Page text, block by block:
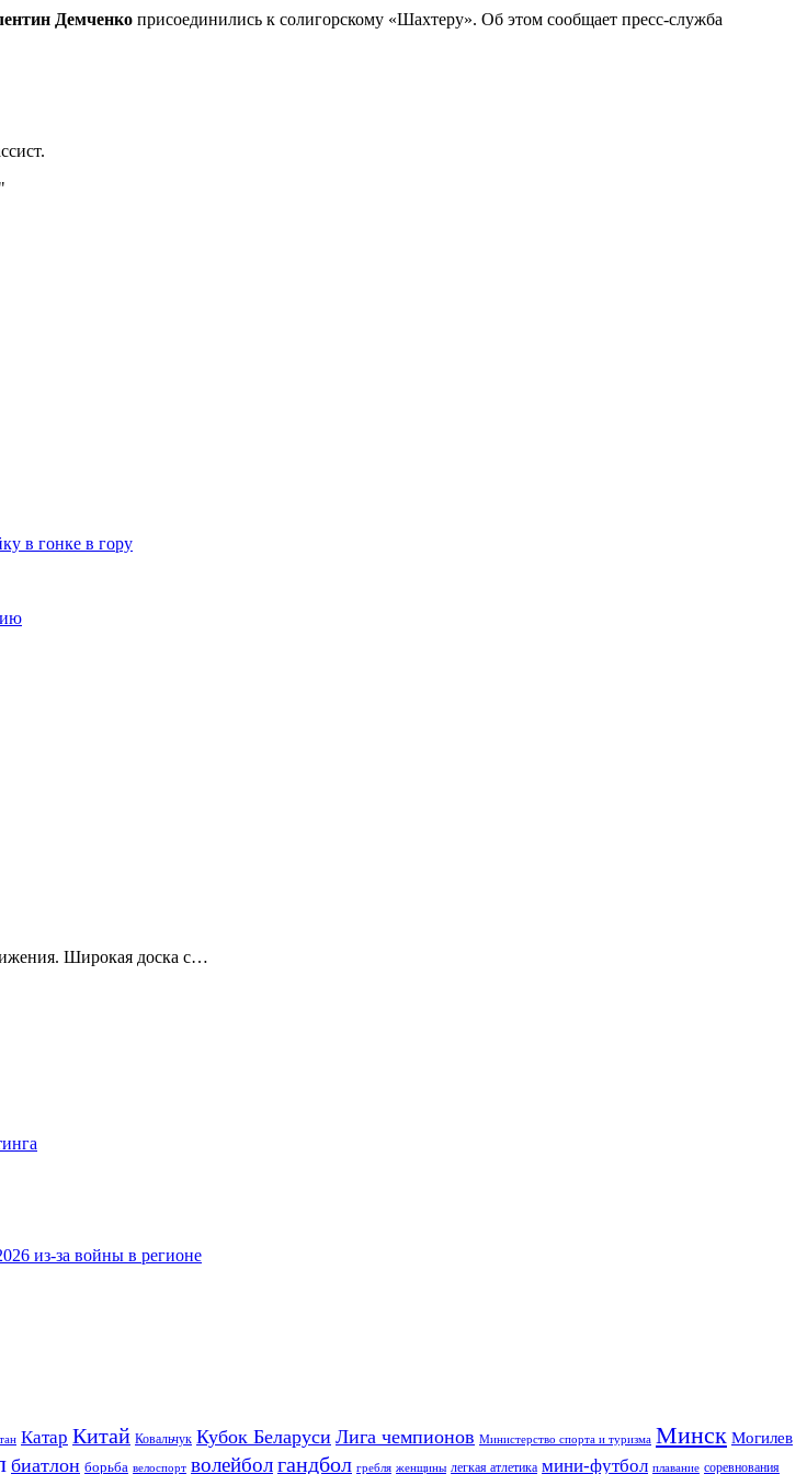
Демченко присоединились к солигорскому «Шахтеру». Об этом сообщает пресс-служба
в гонке в гору
Широкая доска с…
из-за войны в регионе
Катар Китай Ковальчук Кубок Беларуси Лига чемпионов Министерство спорта и туризма Минск Могилев
биатлон борьба велоспорт волейболгандбол гребля женщины легкая атлетика мини-футбол плавание соревнования